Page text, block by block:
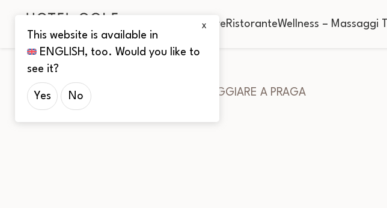
CamereRistoranteWellness – Massaggi
Home PARCHEGGIARE A PRAGA
X
This website is available in
ENGLISH , too. Would you like to
see it?
Yes No